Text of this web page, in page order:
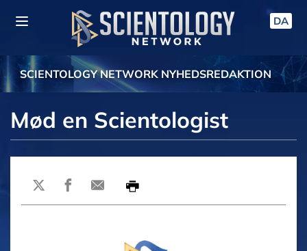
DA
SCIENTOLOGY NETWORK NYHEDSREDAKTION
Mød en Scientologist